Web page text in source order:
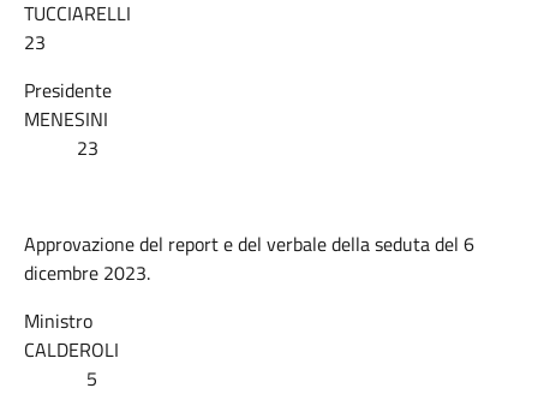
TUCCIARELLI
23
Presidente
MENESINI
23
Approvazione del report e del verbale della seduta del 6
dicembre 2023.
Ministro
CALDEROLI
5